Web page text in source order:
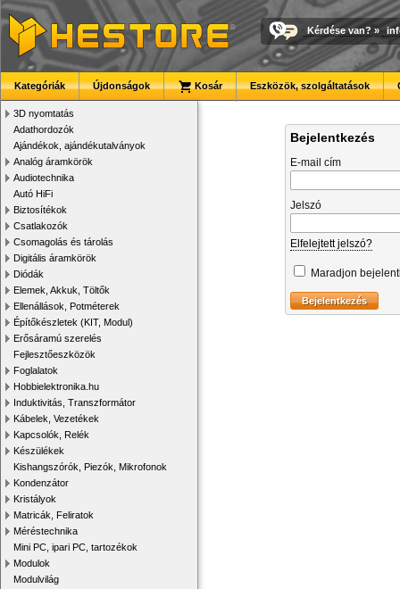
Kérdése van? »
Kategóriák Újdonságok Kosár Eszközök, szolgáltatások
3D nyomtatás
Adathordozók
Ajándékok, ajándékutalványok
Analóg áramkörök
Audiotechnika
Autó HiFi
Biztosítékok
Csatlakozók
Csomagolás és tárolás
Digitális áramkörök
Diódák
Elemek, Akkuk, Töltők
Ellenállások, Potméterek
Építőkészletek (KIT, Modul)
Erősáramú szerelés
Fejlesztőeszközök
Foglalatok
Hobbielektronika.hu
Induktivitás, Transzformátor
Kábelek, Vezetékek
Kapcsolók, Relék
Készülékek
Kishangszórók, Piezók, Mikrofonok
Kondenzátor
Kristályok
Matricák, Feliratok
Méréstechnika
Mini PC, ipari PC, tartozékok
Modulok
Modulvilág
Bejelentkezés
E-mail cím
Jelszó
Elfelejtett jelszó?
Maradjon